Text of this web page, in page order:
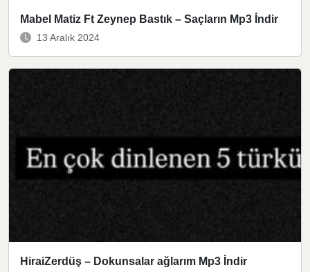
Mabel Matiz Ft Zeynep Bastık – Saçların Mp3 İndir
13 Aralık 2024
HiraiZerdüş – Dokunsalar ağlarım Mp3 İndir